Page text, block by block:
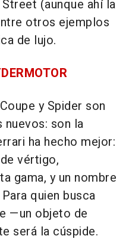
(aunque ahí la
otros ejemplos
de lujo.
y Spider son
son la
ha hecho mejor:
vértigo,
gama, y un nombre
quien busca
—un objeto de
será la cúspide.